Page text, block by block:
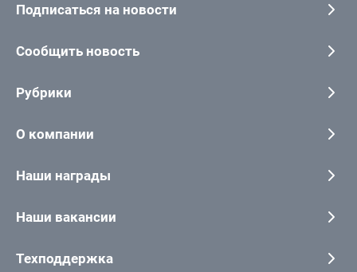
Подписаться на новости
Сообщить новость
Рубрики
О компании
Наши награды
Наши вакансии
Техподдержка